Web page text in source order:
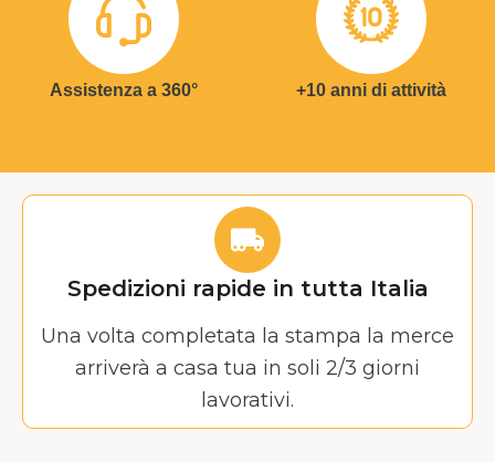
Assistenza a 360° +10 anni di attività
Spedizioni rapide in tutta Italia
Una volta completata la stampa la merce
arriverà a casa tua in soli 2/3 giorni
lavorativi.